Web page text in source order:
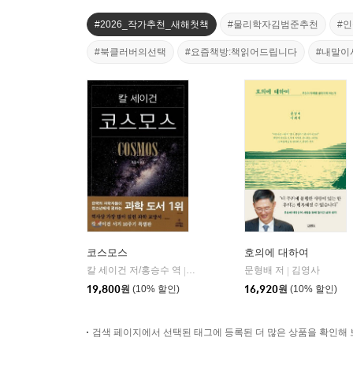
#2026_작가추천_새해첫책 #물리학자김범준추천 #
#북클러버의선택 #요즘책방:책읽어드립니다 #내말이
코스모스
칼 세이건 저/홍승수 역
사이언스북스
19,800원 (10% 할인)
호의에 대하여
문형배 저
김영사
16,920원 (10% 할인)
검색 페이지에서 선택된 태그에 등록된 더 많은 상품을 확인해